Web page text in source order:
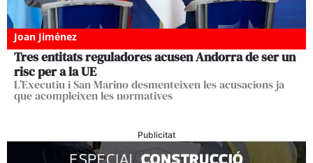
Joan Jiménez
Tres entitats reguladores acusen Andorra de ser un
risc per a la UE
L’Executiu i San Marino desmenteixen les acusacions ja
que acompleixen les normatives
Publicitat